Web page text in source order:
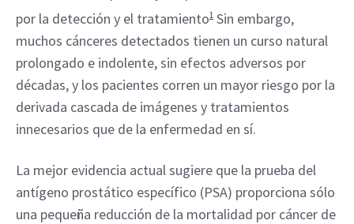
por la detección y el tratamiento1 Sin embargo,
muchos cánceres detectados tienen un curso natural
prolongado e indolente, sin efectos adversos por
décadas, y los pacientes corren un mayor riesgo por la
derivada cascada de imágenes y tratamientos
innecesarios que de la enfermedad en sí.
La mejor evidencia actual sugiere que la prueba del
antígeno prostático específico (PSA) proporciona sólo
una pequeña reducción de la mortalidad por cáncer de